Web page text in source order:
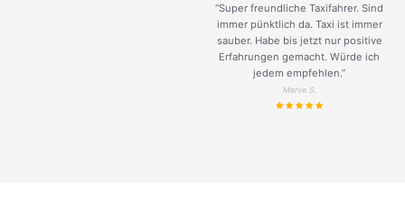
“Super freundliche Taxifahrer. Sind
immer pünktlich da. Taxi ist immer
sauber. Habe bis jetzt nur positive
Erfahrungen gemacht. Würde ich
jedem empfehlen.”
Merve S.